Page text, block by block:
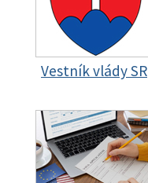
Vestník vlády SR